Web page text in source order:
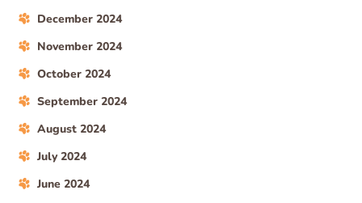
December 2024
November 2024
October 2024
September 2024
August 2024
July 2024
June 2024